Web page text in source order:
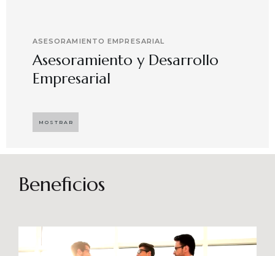
ASESORAMIENTO EMPRESARIAL
Asesoramiento y Desarrollo
Empresarial
desarrollar el compromiso y motivación en el
capital humano en ambientes de trabajo más
sostenibles en el tiempo. Brindando soporte
especializado en proyectos integrales que
potencien su crecimiento en los niveles
esperados combinando una serie de buenas
MOSTRAR
Beneficios